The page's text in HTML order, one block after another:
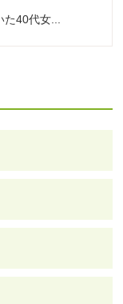
40代女...